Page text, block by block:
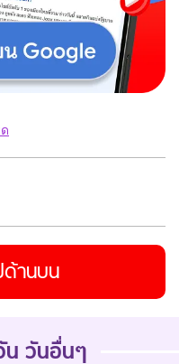
ด้านบน
น วันอื่นๆ